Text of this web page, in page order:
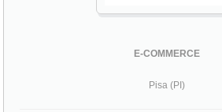
E-COMMERCE
Pisa (PI)